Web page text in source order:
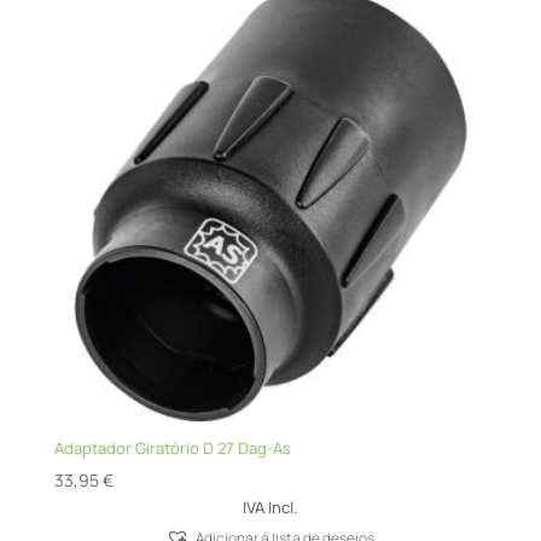
Adaptador Giratório D 27 Dag-As
33,95€
IVA Incl.